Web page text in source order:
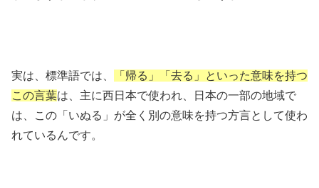
実は、標準語では、
「帰る」「去る」といった意味を持つ
この言葉は、主に西日本で使われ、日本の一部の地域で
は、この「いぬる」が全く別の意味を持つ方言として使わ
れているんです。